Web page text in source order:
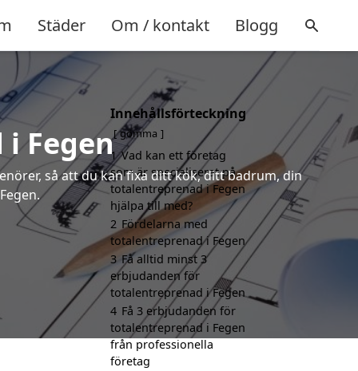
Städer Om / kontakt Blogg
Fegen
så att du kan fixa ditt kök, ditt badrum, din
Innehållsförteckning
gömma
1 Vad kan ett företag
som är specialiserat på
totalentreprenad i Fegen
hjälpa till med?
2 Fördelarna med
totalentreprenad i Fegen
3 Få alltid minst 3
erbjudanden för
totalentreprenad i Fegen
4 Få 3 erbjudanden för
totalentreprenad i Fegen
från professionella
företag